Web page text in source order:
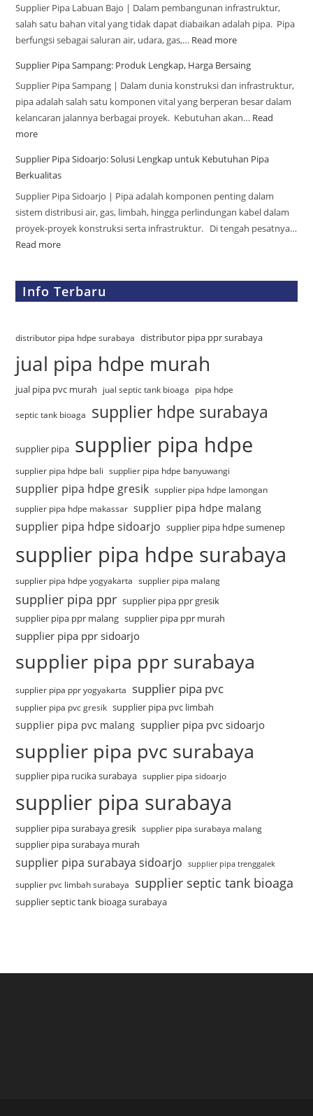
Supplier Pipa Labuan Bajo | Dalam pembangunan infrastruktur,
salah satu bahan vital yang tidak dapat diabaikan adalah pipa. Pipa
berfungsi sebagai saluran air, udara, gas,… Read more
Supplier Pipa Sampang: Produk Lengkap, Harga Bersaing
Supplier Pipa Sampang | Dalam dunia konstruksi dan infrastruktur,
pipa adalah salah satu komponen vital yang berperan besar dalam
kelancaran jalannya berbagai proyek. Kebutuhan akan… Read
more
Supplier Pipa Sidoarjo: Solusi Lengkap untuk Kebutuhan Pipa
Berkualitas
Supplier Pipa Sidoarjo | Pipa adalah komponen penting dalam
sistem distribusi air, gas, limbah, hingga perlindungan kabel dalam
proyek-proyek konstruksi serta infrastruktur. Di tengah pesatnya…
Read more
Info Terbaru
distributor pipa hdpe surabaya distributor pipa ppr surabaya
jual pipa hdpe murah
jual pipa pvc murah jual septic tank bioaga pipa hdpe
septic tank bioaga supplier hdpe surabaya
supplier pipa supplier pipa hdpe
supplier pipa hdpe bali supplier pipa hdpe banyuwangi
supplier pipa hdpe gresik supplier pipa hdpe lamongan
supplier pipa hdpe makassar supplier pipa hdpe malang
supplier pipa hdpe sidoarjo supplier pipa hdpe sumenep
supplier pipa hdpe surabaya
supplier pipa hdpe yogyakarta supplier pipa malang
supplier pipa ppr supplier pipa ppr gresik
supplier pipa ppr malang supplier pipa ppr murah
supplier pipa ppr sidoarjo
supplier pipa ppr surabaya
supplier pipa ppr yogyakarta supplier pipa pvc
supplier pipa pvc gresik supplier pipa pvc limbah
supplier pipa pvc malang supplier pipa pvc sidoarjo
supplier pipa pvc surabaya
supplier pipa rucika surabaya supplier pipa sidoarjo
supplier pipa surabaya
supplier pipa surabaya gresik supplier pipa surabaya malang
supplier pipa surabaya murah
supplier pipa surabaya sidoarjo supplier pipa trenggalek
supplier pvc limbah surabaya supplier septic tank bioaga
supplier septic tank bioaga surabaya